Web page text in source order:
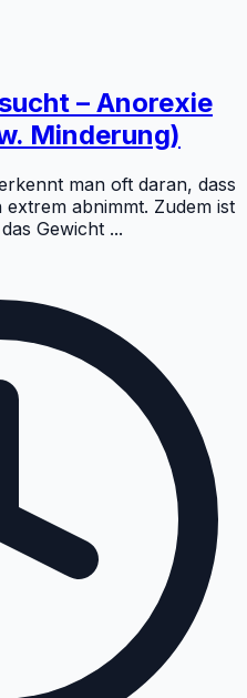
– Anorexie
Minderung)
man oft daran, dass
abnimmt. Zudem ist
Gewicht ...